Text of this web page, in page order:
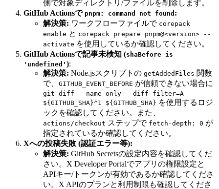
側で対象ディレクトリ/ファイルを削除します。
GitHub Actionsで pnpm: command not found :
解決策: ワークフローファイルで corepack
enable と corepack prepare pnpm@<version> --
activate を使用しているか確認してください。
GitHub Actionsで記事未検知 (shaBefore is
'undefined' ):
解決策: Node.jsスクリプトの getAddedFiles 関数
で、 GITHUB_EVENT_BEFORE が信頼できない場合に
git diff --name-only --diff-filter=A
${GITHUB_SHA}^1 ${GITHUB_SHA} を使用するロジ
ックを確認してください。また、
actions/checkout ステップで fetch-depth: 0 が
指定されているか確認してください。
Xへの投稿失敗 (認証エラー等):
解決策: GitHub Secretsの設定内容を確認してくだ
さい。X Developer Portalでアプリの権限設定と
APIキー/トークンが有効であるか確認してくださ
い。X APIのプランと利用制限も確認してくださ